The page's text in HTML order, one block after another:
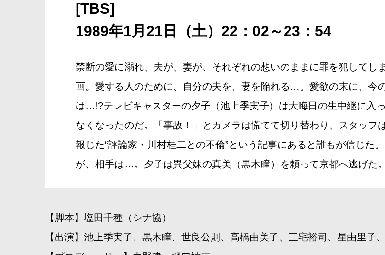
[TBS]
1989年1月21日（土）22：02～23：54
禁断の愛に溺れ、夫が、妻が、それぞれの想いのままに罪を犯してし
画。愛する人のために、自分の夫を、妻を陥れる…。愛欲の末に、今
は…!?テレビキャスターの夕子（池上季実子）は大晦日の生中継に入
なくなったのだ。「事故！」とカメラは慌てて切り替わり、スタッフ
報じた“評論家・川村桂二との不倫”という記事にあると誰もが信じた
が、相手は…。夕子は異父妹の真美（黒木瞳）を頼って京都へ逃げた。
【脚本】塩田千種（シナ協）
【出演】池上季実子、黒木瞳、世良公則、高橋由美子、三宅裕司、星由里